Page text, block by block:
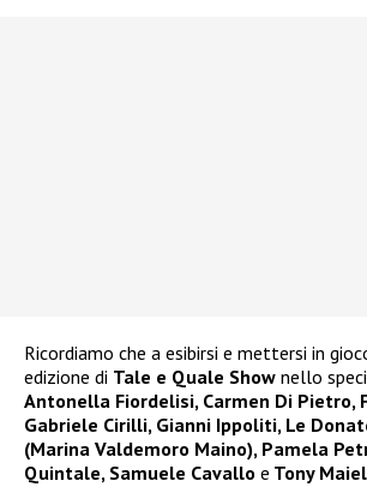
Ricordiamo che a esibirsi e mettersi in
edizione di Tale e Quale Show nello
Antonella Fiordelisi, Carmen Di Pietro,
Gabriele Cirilli, Gianni Ippoliti, Le
(Marina Valdemoro Maino), Pamela
Quintale, Samuele Cavallo e Tony